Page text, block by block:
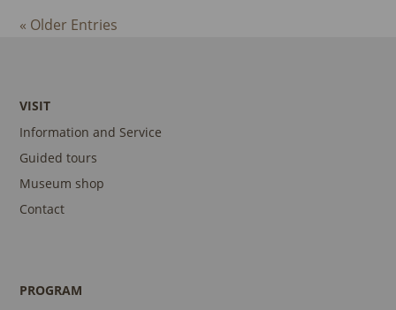
« Older Entries
VISIT
Information and Service
Guided tours
Museum shop
Contact
PROGRAM